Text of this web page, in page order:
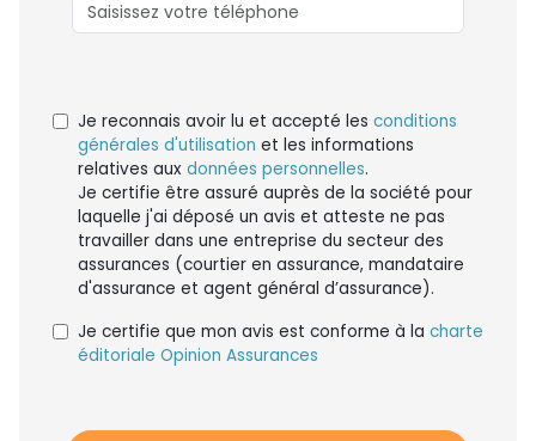
Je reconnais avoir lu et accepté les conditions
générales d'utilisation et les informations
relatives aux données personnelles.
Je certifie être assuré auprès de la société pour
laquelle j'ai déposé un avis et atteste ne pas
travailler dans une entreprise du secteur des
assurances (courtier en assurance, mandataire
d'assurance et agent général d’assurance).
Je certifie que mon avis est conforme à la charte
éditoriale Opinion Assurances